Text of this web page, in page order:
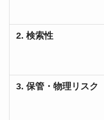
2. 検索性
3. 保管・物理リスク